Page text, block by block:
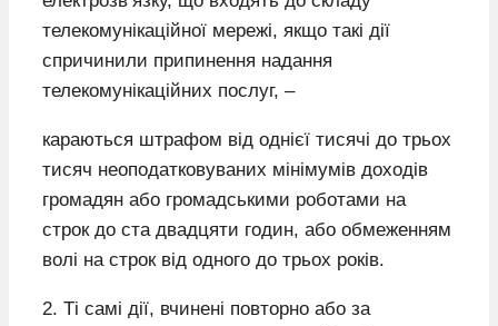
телекомунікаційної мережі, якщо такі дії
спричинили припинення надання
телекомунікаційних послуг, –
караються штрафом від однієї тисячі до трьох
тисяч неоподатковуваних мінімумів доходів
громадян або громадськими роботами на
строк до ста двадцяти годин, або обмеженням
волі на строк від одного до трьох років.
2. Ті самі дії, вчинені повторно або за